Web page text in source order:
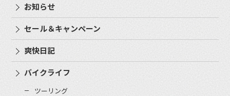
お知らせ
セール＆キャンペーン
爽快日記
バイクライフ
ツーリング